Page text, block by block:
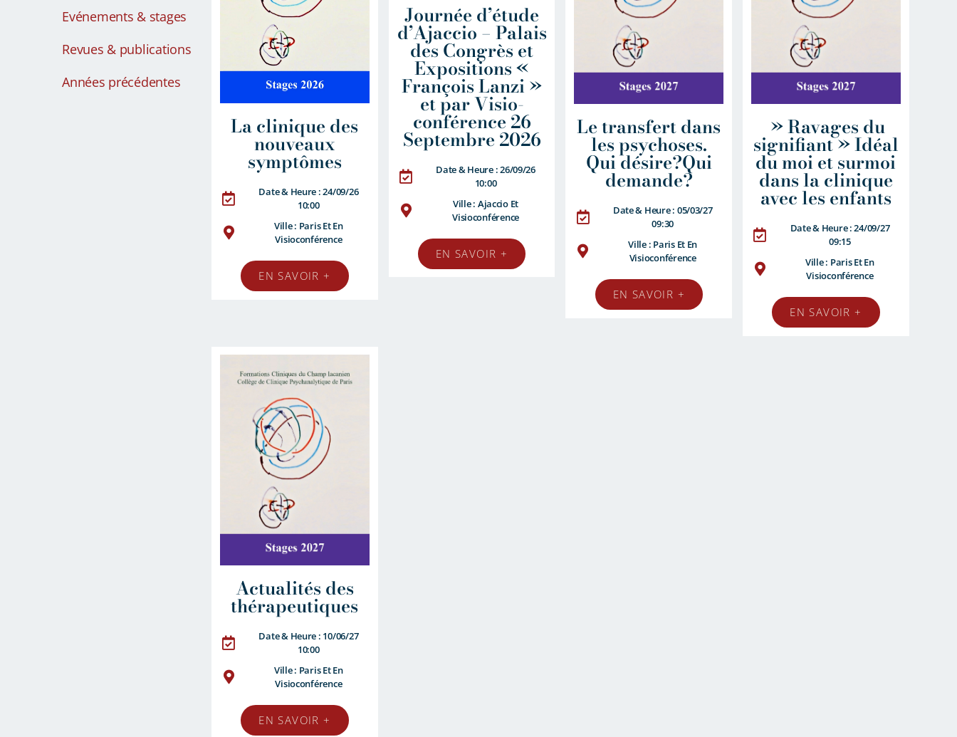
Evénements & stages
Revues & publications
Années précédentes
La clinique des
nouveaux
symptômes
Date & Heure : 24/09/26
10:00
Ville : Paris Et En
Visioconférence
EN SAVOIR +
Journée d’étude
d’Ajaccio – Palais
des Congrès et
Expositions «
François Lanzi »
et par Visio-
conférence 26
Septembre 2026
Date & Heure : 26/09/26
10:00
Ville : Ajaccio Et
Visioconférence
EN SAVOIR +
Le transfert dans
les psychoses.
Qui désire?Qui
demande?
Date & Heure : 05/03/27
09:30
Ville : Paris Et En
Visioconférence
EN SAVOIR +
» Ravages du
signifiant » Idéal
du moi et surmoi
dans la clinique
avec les enfants
Date & Heure : 24/09/27
09:15
Ville : Paris Et En
Visioconférence
EN SAVOIR +
Actualités des
thérapeutiques
Date & Heure : 10/06/27
10:00
Ville : Paris Et En
Visioconférence
EN SAVOIR +